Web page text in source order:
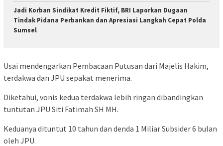
Jadi Korban Sindikat Kredit Fiktif, BRI Laporkan Dugaan
Tindak Pidana Perbankan dan Apresiasi Langkah Cepat Polda
Sumsel
Usai mendengarkan Pembacaan Putusan dari Majelis Hakim,
terdakwa dan JPU sepakat menerima.
Diketahui, vonis kedua terdakwa lebih ringan dibandingkan
tuntutan JPU Siti Fatimah SH MH.
Keduanya dituntut 10 tahun dan denda 1 Miliar Subsider 6 bulan
oleh JPU.